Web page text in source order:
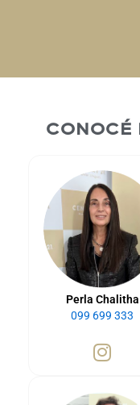
CONOCÉ
Perla Chalitha
099 699 333